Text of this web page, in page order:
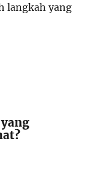
langkah yang